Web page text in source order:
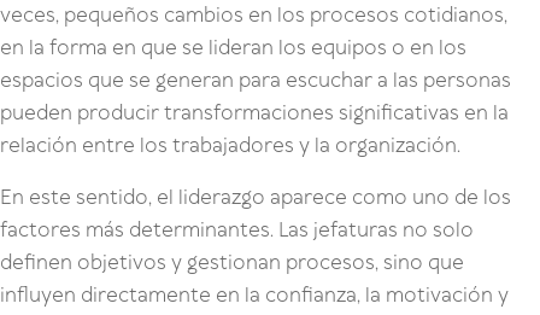
veces, pequeños cambios en los procesos cotidianos,
en la forma en que se lideran los equipos o en los
espacios que se generan para escuchar a las personas
pueden producir transformaciones significativas en la
relación entre los trabajadores y la organización.
En este sentido, el liderazgo aparece como uno de los
factores más determinantes. Las jefaturas no solo
definen objetivos y gestionan procesos, sino que
influyen directamente en la confianza, la motivación y